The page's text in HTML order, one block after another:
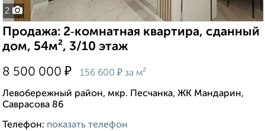
2
Продажа: 2‑комнатная квартира, сданный
дом, 54м², 3/10 этаж
8 500 000 ₽ 156 600 ₽ за м²
Левобережный район, мкр. Песчанка, ЖК Мандарин,
Саврасова 86
Телефон: показать телефон